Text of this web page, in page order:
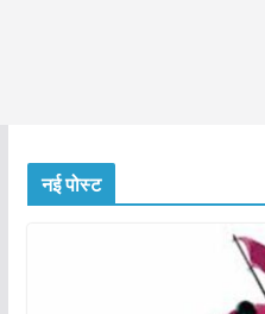
नई पोस्ट